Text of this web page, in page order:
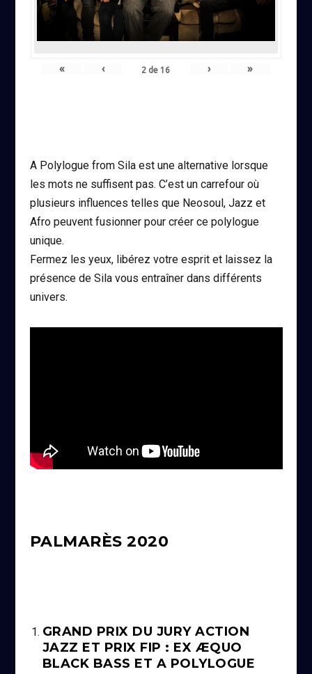
« ‹ 2 de16 › »
A Polylogue from Sila est une alternative lorsque
les mots ne suffisent pas. C’est un carrefour où
plusieurs influences telles que Neosoul, Jazz et
Afro peuvent fusionner pour créer ce polylogue
unique.
Fermez les yeux, libérez votre esprit et laissez la
présence de Sila vous entraîner dans différents
univers.
PALMARÈS 2020
GRAND PRIX DU JURY ACTION
JAZZ ET PRIX FIP : EX ÆQUO
BLACK BASS ET A POLYLOGUE